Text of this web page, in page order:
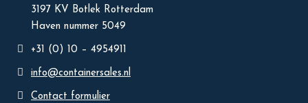
3197 KV Botlek Rotterdam
Haven nummer 5049
+31 (0) 10 – 4954911
info@containersales.nl
Contact formulier